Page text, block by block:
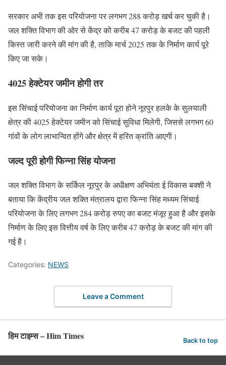
सरकार अभी तक इस परियोजना पर लगभग 288 करोड़ खर्च कर चुकी है।
जल शक्ति विभाग की ओर से केंद्र को करीब 47 करोड़ के बजट की पहली
किस्त जारी करने की मांग की है, ताकि मार्च 2025 तक के निर्माण कार्य पूरे
किए जा सके।
4025 हेक्टेयर जमीन होगी तर
इस सिंचाई परियोजना का निर्माण कार्य पूरा होने नूरपुर हलके के सुलयाली
क्षेत्र की 4025 हेक्टेयर जमीन को सिंचाई सुविधा मिलेगी, जिससे लगभग 60
गांवों के लोग लाभान्वित होंगे और क्षेत्र में हरित क्रांति आएगी।
जल्द पूरी होगी फिन्ना सिंह योजना
जल शक्ति विभाग के सर्किल नूरपुर के अधीक्षण अभियंता ई विकास बक्शी ने
बताया कि केंद्रीय जल शक्ति मंत्रालय द्वारा फिन्ना सिंह मध्यम सिंचाई
परियोजना के लिए लगभग 284 करोड़ रुपए का बजट मंजूर हुआ है और इसके
निर्माण के लिए इस वित्तीय वर्ष के लिए करीब 47 करोड़ के बजट की मांग की
गई है।
Categories: NEWS
Leave a Comment
हिम टाइम्स – Him Times Back to top